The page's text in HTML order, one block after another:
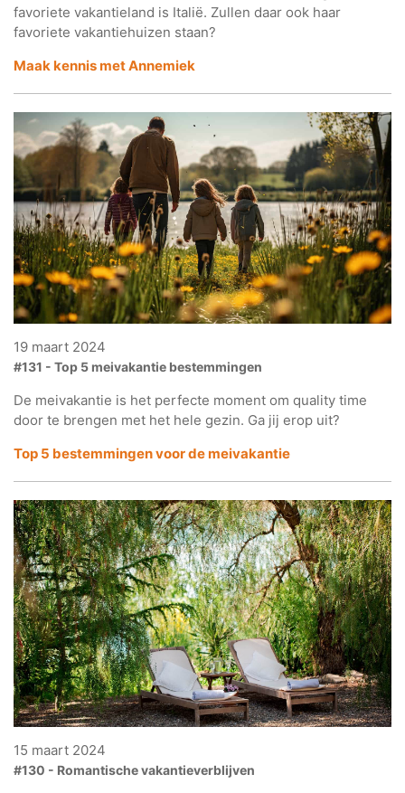
favoriete vakantieland is Italië. Zullen daar ook haar
favoriete vakantiehuizen staan?
Maak kennis met Annemiek
19 maart 2024
#131 - Top 5 meivakantie bestemmingen
De meivakantie is het perfecte moment om quality time
door te brengen met het hele gezin. Ga jij erop uit?
Top 5 bestemmingen voorde meivakantie
15 maart 2024
#130 - Romantische vakantieverblijven